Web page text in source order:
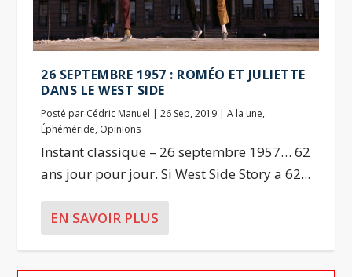
26 SEPTEMBRE 1957 : ROMÉO ET JULIETTE
DANS LE WEST SIDE
Posté par Cédric Manuel |26 Sep, 2019 |A la une,
Éphéméride, Opinions
Instant classique – 26 septembre 1957… 62
ans jour pour jour. Si West Side Story a 62...
EN SAVOIR PLUS